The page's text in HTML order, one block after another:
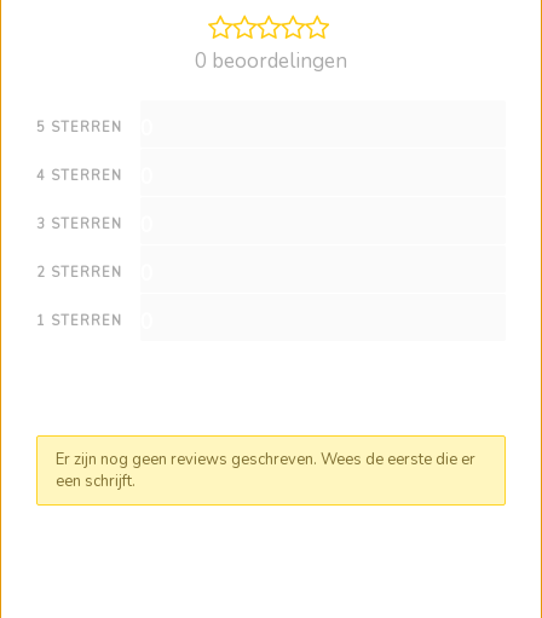
0 beoordelingen
5 STERREN
4 STERREN
3 STERREN
2 STERREN
1 STERREN
Er zijn nog geen reviews geschreven. Wees de eerste die er
een schrijft.